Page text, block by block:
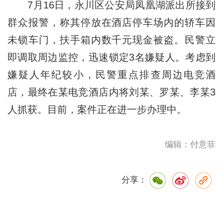
7月16日，永川区公安局凤凰湖派出所接到
群众报警，称其停放在酒店停车场内的轿车因
未锁车门，扶手箱内数千元现金被盗。民警立
即调取周边监控，迅速锁定3名嫌疑人。考虑到
嫌疑人年纪较小，民警重点排查周边电竞酒
店，最终在某电竞酒店内将刘某、罗某、李某3
人抓获。目前，案件正在进一步办理中。
编辑：付意菲
分享：